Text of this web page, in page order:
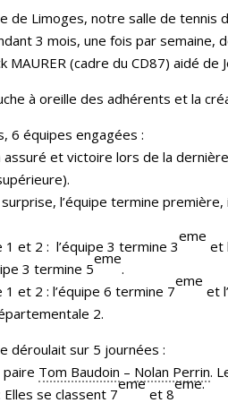
de Limoges, notre salle de
3 mois, une fois par semaine,
MAURER (cadre du CD87) aidé de
à oreille des adhérents et la
6 équipes engagées :
assuré et victoire lors de la
l’équipe termine
et 2 : l’équipe 3 termine 3
eme
et
3 termine 5
eme
.
et 2 : l’équipe 6 termine 7
eme
et
2.
déroulait sur 5 journées :
paire Tom Baudoin – Nolan Perrin.
Elles se classent 7
eme
et 8
eme.